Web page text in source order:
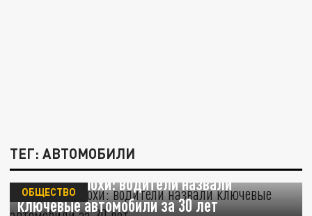
ТЕГ: АВТОМОБИЛИ
Символы эпохи: водители назвали
ключевые автомобили за 30 лет
ОБЩЕСТВО